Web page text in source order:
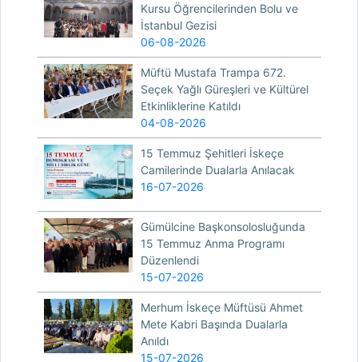
Kursu Öğrencilerinden Bolu ve
İstanbul Gezisi
06-08-2026
Müftü Mustafa Trampa 672.
Seçek Yağlı Güreşleri ve Kültürel
Etkinliklerine Katıldı
04-08-2026
15 Temmuz Şehitleri İskeçe
Camilerinde Dualarla Anılacak
16-07-2026
Gümülcine Başkonsolosluğunda
15 Temmuz Anma Programı
Düzenlendi
15-07-2026
Merhum İskeçe Müftüsü Ahmet
Mete Kabri Başında Dualarla
Anıldı
15-07-2026